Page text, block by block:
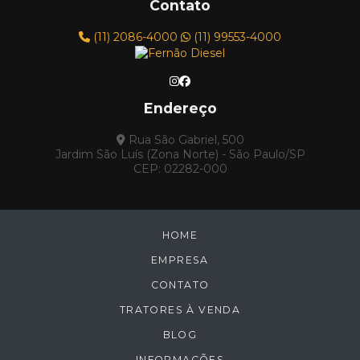
TRATOR DE ESTEIRA FIAT ALLIS ANO 1979
TRATOR DE ESTEIRA FIAT ALLIS, MODELO AD7B
TRATORES FERNÃO DIESEL
TRATOR DE ESTEIRA CARTEPILLAR D5E 2000
TRATOR DE ESTEIRA CATERPILLAR D4-C 1987
TRATOR DE ESTEIRA CATERPILLAR D4-E 1985
TRATOR DE ESTEIRA CATERPILLAR D6-M XL
TRATOR DE ESTEIRA FIAT ALLIS AD7B 1984
TRATOR FIAT 7D 1990 - VENDIDO
Contato
(11) 2086-4000 (11) 99553-4000
Endereço
Rua São Gabriel, 500
Jardim São Luís (Zona Norte) - São Paulo/SP
CEP: 02282-000
HOME
EMPRESA
CONTATO
TRATORES À VENDA
BLOG